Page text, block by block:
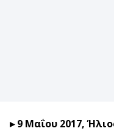
▸ 9 Μαΐου 2017,